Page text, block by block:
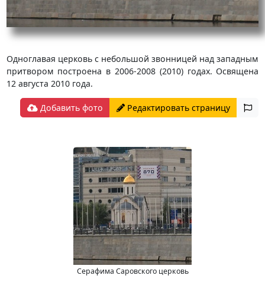
Одноглавая церковь с небольшой звонницей над западным
притвором построена в 2006-2008 (2010) годах. Освящена
12 августа 2010 года.
Добавить фото Редактировать страницу
Серафима Саровского церковь